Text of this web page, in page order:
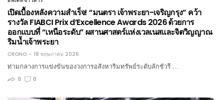
เปิดเบื้องหลังความสำเร็จ! “มนตรา เจ้าพระยา-เจริญกรุง” คว้า
รางวัล FIABCI Prix d’Excellence Awards 2026 ด้วยการ
ออกแบบที่ “เหนือระดับ” ผสานศาสตร์แห่งเวลเนสและจิตวิญญาณ
ริมน้ำเจ้าพระยา
CRONO
18 พฤษภาคม 2026
ท่ามกลางการแข่งขันของวงการอสังหาริมทรัพย์ระดับลักชัวรี …
0
0